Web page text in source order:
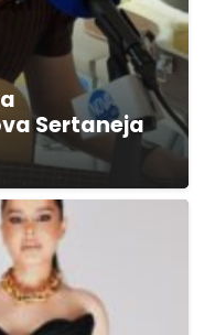
Sertaneja